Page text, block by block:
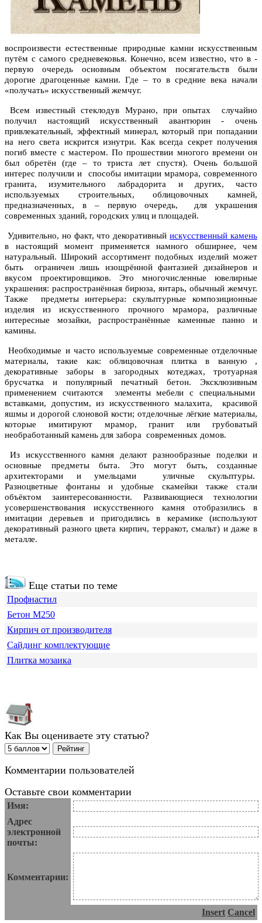
воспроизвести естественные природные камни искусственным
путём с самого средневековья. Конечно, всем известно, что в -
первую очередь основным объектом посягательств были
дорогие драгоценные камни. Где – то в средние века начали
«получать» искусственный жемчуг.
Всем известный стеклодув Мурано, при опытах случайно
получил настоящий искусственный авантюрин - очень
привлекательный, эффектный минерал, который при попадании
на него света искрится изнутри. Как всегда секрет получения
погиб вместе с мастером. По прошествии многого времени он
был обретён (где – то триста лет спустя). Очень большой
интерес получили и способы имитации мрамора, современного
гранита, изумительного лабрадорита и других, часто
используемых строительных, облицовочных камней,
предназначенных, в – первую очередь, для украшения
современных зданий, городских улиц и площадей.
Удивительно, но факт, что декоративныйискусственный камень
в настоящий момент применяется намного обширнее, чем
натуральный. Широкий ассортимент подобных изделий может
быть ограничен лишь изощрённой фантазией дизайнеров и
вкусом проектировщиков. Это многочисленные ювелирные
украшения: распространённая бирюза, янтарь, обычный жемчуг.
Также предметы интерьера: скульптурные композиционные
изделия из искусственного прочного мрамора, различные
интересные мозайки, распространённые каменные панно и
камины.
Необходимые и часто используемые современные отделочные
материалы, такие как: облицовочная плитка в ванную ,
декоративные заборы в загородных котеджах, тротуарная
брусчатка и популярный печатный бетон. Эксклюзивным
применением считаются элементы мебели с специальными
вставками, допустим, из искусственного малахита, красивой
яшмы и дорогой слоновой кости; отделочные лёгкие материалы,
которые имитируют мрамор, гранит или грубоватый
необработанный камень для забора современных домов.
Из искусственного камня делают разнообразные поделки и
основные предметы быта. Это могут быть, созданные
архитекторами и умельцами уличные скульптуры.
Разноцветные фонтаны и удобные скамейки также стали
объёктом заинтересованности. Развивающиеся технологии
усовершенствования искусственного камня отобразились в
имитации деревьев и пригодились в керамике (используют
декоративный разного цвета кирпич, терракот, смальт) и даже в
металле.
Еще статьи по теме
Профнастил
Бетон М250
Кирпич от производителя
Сайдинг комплектующие
Плитка мозаика
Как Вы оцениваете эту статью?
Комментарии пользователей
Оставьте свои комментарии
Имя:
Адрес
электронной
почты:
Комментарии:
Insert Cancel